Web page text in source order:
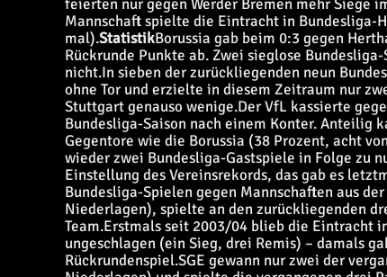
feierten nur gegen Werder Bremen mehr Siege
Mannschaft spielte die Eintracht in Bundesliga-
mal).StatistikBorussia gab beim 0:3 gegen
Rückrunde Punkte ab. Zwei sieglose
nicht.In sieben der zurückliegenden neun
ohne Tor und erzielte in diesem Zeitraum nur
Stuttgart genauso wenige.Der VfL kassierte
Bundesliga-Saison nach einem Konter. Anteilig
Gegentore wie die Borussia (38 Prozent, acht
wieder zwei Bundesliga-Gastspiele in Folge zu
Einstellung des Vereinsrekords, das gab es
Bundesliga-Spielen gegen Mannschaften aus
Niederlagen), spielte an den zurückliegenden
Team.Erstmals seit 2003/04 blieb die Eintracht
ungeschlagen (ein Sieg, drei Remis) – damals
Rückrundenspiel.SGE gewann nur zwei der